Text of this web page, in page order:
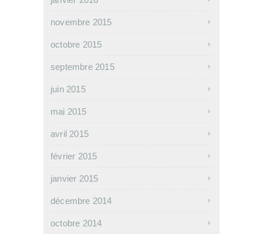
novembre 2015
octobre 2015
septembre 2015
juin 2015
mai 2015
avril 2015
février 2015
janvier 2015
décembre 2014
octobre 2014